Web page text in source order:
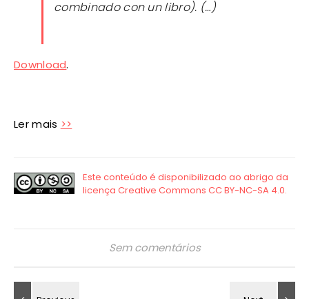
combinado con un libro). (…)
Download.
Ler mais >>
Sem comentários